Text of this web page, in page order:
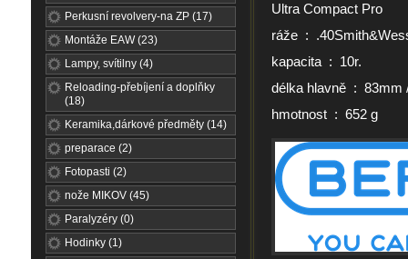
Perkusní revolvery-na ZP (17)
Montáže EAW (23)
Lampy, svítilny (4)
Reloading-přebíjení a doplňky
(18)
Keramika,dárkové předměty (14)
preparace (2)
Fotopasti (2)
nože MIKOV (45)
Paralyzéry (0)
Hodinky (1)
Ultra Compact Pro
ráže :
kapacita : 10r.
délka hlavně : 83mm
hmotnost : 652 g